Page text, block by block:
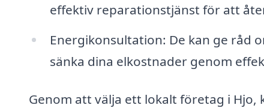
effektiv reparationstjänst för att
Energikonsultation: De kan ge råd
sänka dina elkostnader genom
Genom att välja ett lokalt företag i